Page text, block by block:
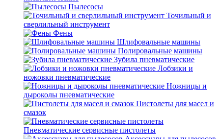
Пылесосы
Точильный и
сверлильный инструмент
Фены
Шлифовальные машины
Полировальные машины
Зубила пневматические
Лобзики и
ножовки пневматические
Ножницы и
дыроколы пневматические
Пистолеты для масел и
смазок
Пневматические сервисные пистолеты